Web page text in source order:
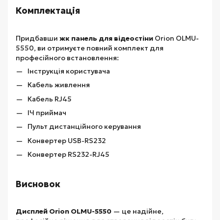
Комплектація
Придбавши жк панель для відеостіни Orion OLMU-
5550, ви отримуєте повний комплект для
професійного встановлення:
Інструкція користувача
Кабель живлення
Кабель RJ45
ІЧ приймач
Пульт дистанційного керування
Конвертер USB-RS232
Конвертер RS232-RJ45
Висновок
Дисплей Orion OLMU-5550 — це надійне,